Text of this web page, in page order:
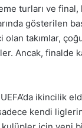
turları ve
gösterilen
olan takımlar,
Ancak, finalde
ikincilik
kendi